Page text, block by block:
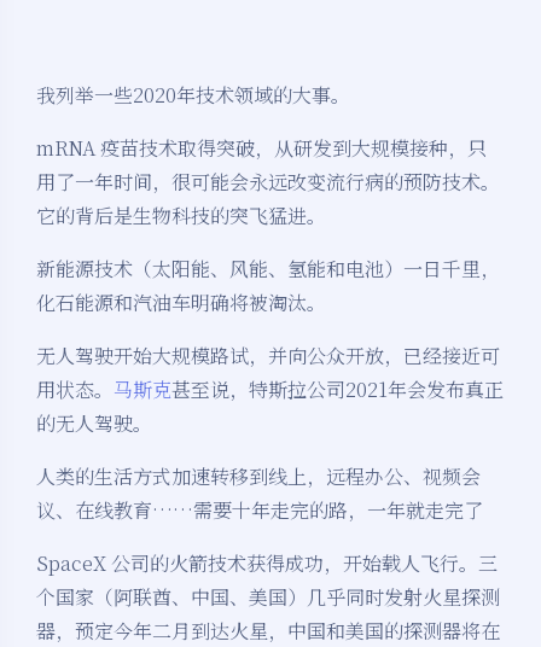
我列举一些2020年技术领域的大事。
mRNA 疫苗技术取得突破，从研发到大规模接种，只
用了一年时间，很可能会永远改变流行病的预防技术。
它的背后是生物科技的突飞猛进。
新能源技术（太阳能、风能、氢能和电池）一日千里，
化石能源和汽油车明确将被淘汰。
无人驾驶开始大规模路试，并向公众开放，已经接近可
用状态。 马斯克甚至说，特斯拉公司2021年会发布真正
的无人驾驶。
人类的生活方式加速转移到线上，远程办公、视频会
议、在线教育……需要十年走完的路，一年就走完了
SpaceX 公司的火箭技术获得成功，开始载人飞行。三
个国家（阿联酋、中国、美国）几乎同时发射火星探测
器，预定今年二月到达火星，中国和美国的探测器将在